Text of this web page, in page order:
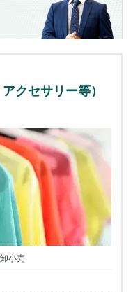
クセサリー等）
小売